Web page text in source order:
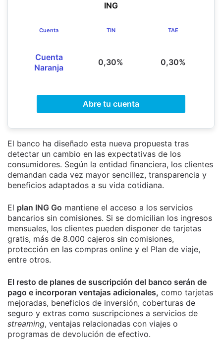
ING
Cuenta
Cuenta
Naranja
TIN
0,30%
TAE
0,30%
Abre tu cuenta
El banco ha diseñado esta nueva propuesta tras
detectar un cambio en las expectativas de los
consumidores. Según la entidad financiera, los clientes
demandan cada vez mayor sencillez, transparencia y
beneficios adaptados a su vida cotidiana.
El plan ING Go mantiene el acceso a los servicios
bancarios sin comisiones. Si se domicilian los ingresos
mensuales, los clientes pueden disponer de tarjetas
gratis, más de 8.000 cajeros sin comisiones,
protección en las compras online y el Plan de viaje,
entre otros.
El resto de planes de suscripción del banco serán de
pago e incorporan ventajas adicionales, como tarjetas
mejoradas, beneficios de inversión, coberturas de
seguro y extras como suscripciones a servicios de
streaming, ventajas relacionadas con viajes o
programas de devolución de efectivo.